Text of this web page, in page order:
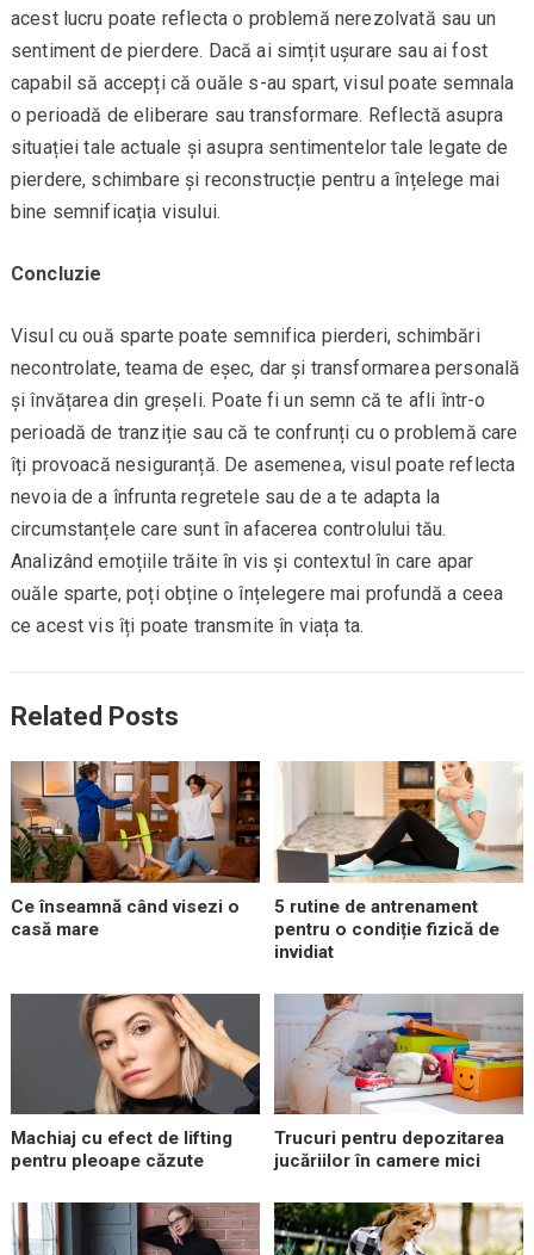
acest lucru poate reflecta o problemă nerezolvată sau un
sentiment de pierdere. Dacă ai simțit ușurare sau ai fost
capabil să accepți că ouăle s-au spart, visul poate semnala
o perioadă de eliberare sau transformare. Reflectă asupra
situației tale actuale și asupra sentimentelor tale legate de
pierdere, schimbare și reconstrucție pentru a înțelege mai
bine semnificația visului.
Concluzie
Visul cu ouă sparte poate semnifica pierderi, schimbări
necontrolate, teama de eșec, dar și transformarea personală
și învățarea din greșeli. Poate fi un semn că te afli într-o
perioadă de tranziție sau că te confrunți cu o problemă care
îți provoacă nesiguranță. De asemenea, visul poate reflecta
nevoia de a înfrunta regretele sau de a te adapta la
circumstanțele care sunt în afacerea controlului tău.
Analizând emoțiile trăite în vis și contextul în care apar
ouăle sparte, poți obține o înțelegere mai profundă a ceea
ce acest vis îți poate transmite în viața ta.
Related Posts
Ce înseamnă când visezi o
casă mare
5 rutine de antrenament
pentru o condiție fizică de
invidiat
Machiaj cu efect de lifting
pentru pleoape căzute
Trucuri pentru depozitarea
jucăriilor în camere mici